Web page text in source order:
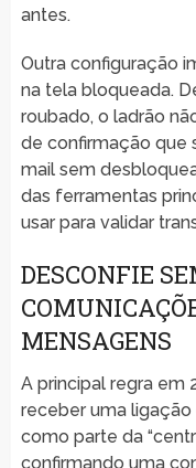
antes.
Outra configuração
na tela bloqueada.
roubado, o ladrão
de confirmação que
mail sem
das ferramentas
usar para validar
DESCONFIE
MENSAGENS
A principal regra em
receber uma
como parte da
confirmando uma